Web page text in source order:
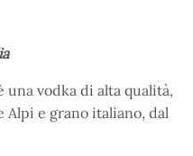
una vodka di alta qualità,
Alpi e grano italiano, dal